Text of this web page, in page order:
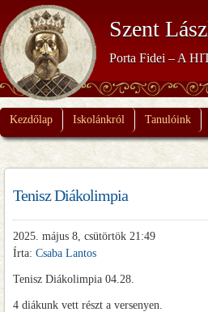
Szent
Porta Fidei – A
Kezdőlap Iskolánkról Tanulóink
Tenisz Diákolimpia
2025. május 8, csütörtök 21:49
Írta: Csaba Lantos
Tenisz Diákolimpia 04.28.
4 diákunk vett részt a versenyen.